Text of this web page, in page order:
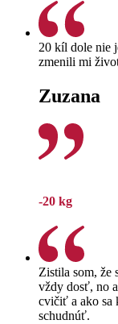
20 kíl dole nie
zmenili mi
Zuzana
-20 kg
Zistila som, že
vždy dosť, no
cvičiť a ako sa
schudnúť.